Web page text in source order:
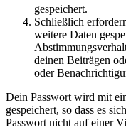
gespeichert.
Schließlich
weitere Daten
deinen Beiträgen
oder
Dein Passwort wird mit
gespeichert, so dass es
Passwort nicht auf einer